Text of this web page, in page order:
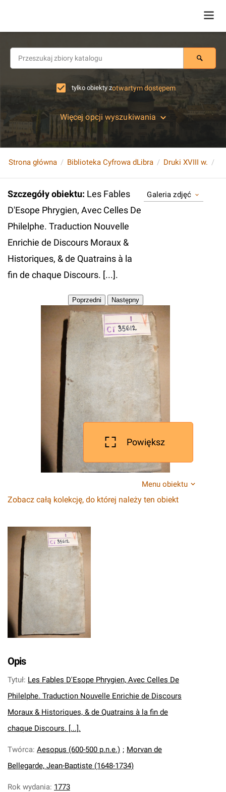
tylko obiekty zotwartym dostępem
Więcej opcji wyszukiwania
Strona główna Biblioteka Cyfrowa dLibra Druki XVIII w.
Szczegóły obiektu: Les Fables
D'Esope Phrygien, Avec Celles De
Philelphe. Traduction Nouvelle
Enrichie de Discours Moraux &
Historiques, & de Quatrains à la
fin de chaque Discours. [...].
Galeria zdjęć
Powiększ
Menu obiektu
Zobacz całą kolekcję, do której należy ten obiekt
Opis
Tytuł: Les Fables D'Esope Phrygien, Avec Celles De
Philelphe. Traduction Nouvelle Enrichie de Discours
Moraux & Historiques, & de Quatrains à la fin de
chaque Discours. [...].
Twórca: Aesopus (600-500 p.n.e.) ; Morvan de
Bellegarde, Jean-Baptiste (1648-1734)
Rok wydania: 1773